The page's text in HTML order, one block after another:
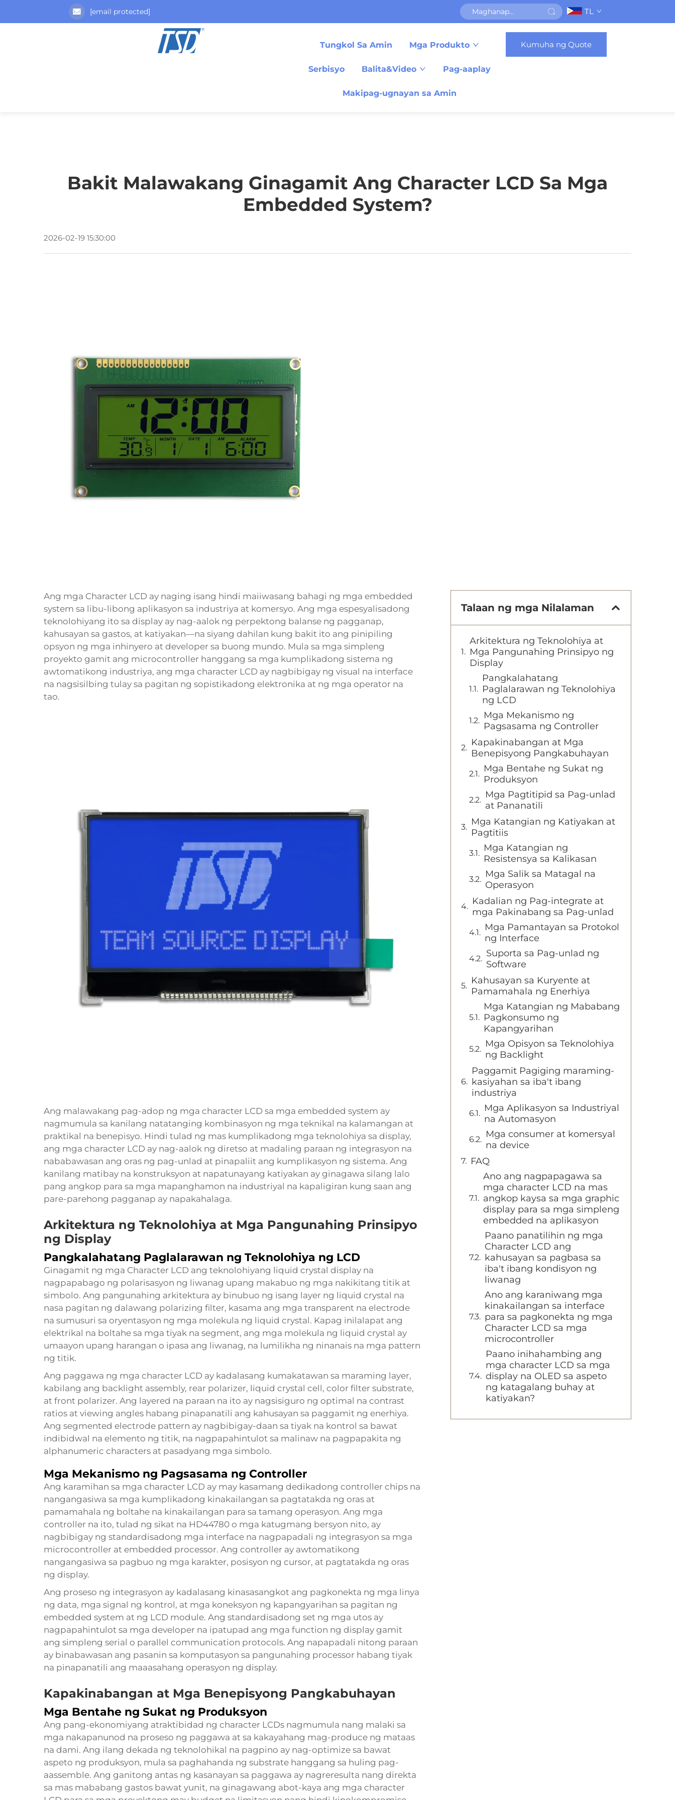
[email protected] TL
Tungkol Sa Amin Mga Produkto
Serbisyo Balita&Video Pag-aaplay
Makipag-ugnayan sa Amin
Kumuha ng Quote
Bakit Malawakang Ginagamit Ang Character LCD Sa Mga
Embedded System?
2026-02-19 15:30:00
Ang mga Character LCD ay naging isang hindi maiiwasang bahagi ng mga embedded
system sa libu-libong aplikasyon sa industriya at komersyo. Ang mga espesyalisadong
teknolohiyang ito sa display ay nag-aalok ng perpektong balanse ng pagganap,
kahusayan sa gastos, at katiyakan—na siyang dahilan kung bakit ito ang pinipiling
opsyon ng mga inhinyero at developer sa buong mundo. Mula sa mga simpleng
proyekto gamit ang microcontroller hanggang sa mga kumplikadong sistema ng
awtomatikong industriya, ang mga character LCD ay nagbibigay ng visual na interface
na nagsisilbing tulay sa pagitan ng sopistikadong elektronika at ng mga operator na
tao.
Ang malawakang pag-adop ng mga character LCD sa mga embedded system ay
nagmumula sa kanilang natatanging kombinasyon ng mga teknikal na kalamangan at
praktikal na benepisyo. Hindi tulad ng mas kumplikadong mga teknolohiya sa display,
ang mga character LCD ay nag-aalok ng diretso at madaling paraan ng integrasyon na
nababawasan ang oras ng pag-unlad at pinapaliit ang kumplikasyon ng sistema. Ang
kanilang matibay na konstruksyon at napatunayang katiyakan ay ginagawa silang lalo
pang angkop para sa mga mapanghamon na industriyal na kapaligiran kung saan ang
pare-parehong pagganap ay napakahalaga.
Arkitektura ng Teknolohiya at Mga Pangunahing Prinsipyo
ng Display
Pangkalahatang Paglalarawan ng Teknolohiya ng LCD
Ginagamit ng mga Character LCD ang teknolohiyang liquid crystal display na
nagpapabago ng polarisasyon ng liwanag upang makabuo ng mga nakikitang titik at
simbolo. Ang pangunahing arkitektura ay binubuo ng isang layer ng liquid crystal na
nasa pagitan ng dalawang polarizing filter, kasama ang mga transparent na electrode
na sumusuri sa oryentasyon ng mga molekula ng liquid crystal. Kapag inilalapat ang
elektrikal na boltahe sa mga tiyak na segment, ang mga molekula ng liquid crystal ay
umaayon upang harangan o ipasa ang liwanag, na lumilikha ng ninanais na mga pattern
ng titik.
Ang paggawa ng mga character LCD ay kadalasang kumakatawan sa maraming layer,
kabilang ang backlight assembly, rear polarizer, liquid crystal cell, color filter substrate,
at front polarizer. Ang layered na paraan na ito ay nagsisiguro ng optimal na contrast
ratios at viewing angles habang pinapanatili ang kahusayan sa paggamit ng enerhiya.
Ang segmented electrode pattern ay nagbibigay-daan sa tiyak na kontrol sa bawat
indibidwal na elemento ng titik, na nagpapahintulot sa malinaw na pagpapakita ng
alphanumeric characters at pasadyang mga simbolo.
Mga Mekanismo ng Pagsasama ng Controller
Ang karamihan sa mga character LCD ay may kasamang dedikadong controller chips na
nangangasiwa sa mga kumplikadong kinakailangan sa pagtatakda ng oras at
pamamahala ng boltahe na kinakailangan para sa tamang operasyon. Ang mga
controller na ito, tulad ng sikat na HD44780 o mga katugmang bersyon nito, ay
nagbibigay ng standardisadong mga interface na nagpapadali ng integrasyon sa mga
microcontroller at embedded processor. Ang controller ay awtomatikong
nangangasiwa sa pagbuo ng mga karakter, posisyon ng cursor, at pagtatakda ng oras
ng display.
Ang proseso ng integrasyon ay kadalasang kinasasangkot ang pagkonekta ng mga linya
ng data, mga signal ng kontrol, at mga koneksyon ng kapangyarihan sa pagitan ng
embedded system at ng LCD module. Ang standardisadong set ng mga utos ay
nagpapahintulot sa mga developer na ipatupad ang mga function ng display gamit
ang simpleng serial o parallel communication protocols. Ang napapadali nitong paraan
ay binabawasan ang pasanin sa komputasyon sa pangunahing processor habang tiyak
na pinapanatili ang maaasahang operasyon ng display.
Kapakinabangan at Mga Benepisyong Pangkabuhayan
Mga Bentahe ng Sukat ng Produksyon
Ang pang-ekonomiyang atraktibidad ng character LCDs nagmumula nang malaki sa
mga nakapanunod na proseso ng paggawa at sa kakayahang mag-produce ng mataas
na dami. Ang ilang dekada ng teknolohikal na pagpino ay nag-optimize sa bawat
aspeto ng produksyon, mula sa paghahanda ng substrate hanggang sa huling pag-
aassemble. Ang ganitong antas ng kasanayan sa paggawa ay nagreresulta nang direkta
sa mas mababang gastos bawat yunit, na ginagawang abot-kaya ang mga character
Talaan ng mga Nilalaman
Arkitektura ng Teknolohiya at
Mga Pangunahing Prinsipyo ng
Display
Pangkalahatang
Paglalarawan ng Teknolohiya
ng LCD
Mga Mekanismo ng
Pagsasama ng Controller
Kapakinabangan at Mga
Benepisyong Pangkabuhayan
Mga Bentahe ng Sukat ng
Produksyon
Mga Pagtitipid sa Pag-unlad
at Pananatili
Mga Katangian ng Katiyakan at
Pagtitiis
Mga Katangian ng
Resistensya sa Kalikasan
Mga Salik sa Matagal na
Operasyon
Kadalian ng Pag-integrate at
mga Pakinabang sa Pag-unlad
Mga Pamantayan sa Protokol
ng Interface
Suporta sa Pag-unlad ng
Software
Kahusayan sa Kuryente at
Pamamahala ng Enerhiya
Mga Katangian ng Mababang
Pagkonsumo ng
Kapangyarihan
Mga Opisyon sa Teknolohiya
ng Backlight
Paggamit Pagiging maraming-
kasiyahan sa iba't ibang
industriya
Mga Aplikasyon sa Industriyal
na Automasyon
Mga consumer at komersyal
na device
FAQ
Ano ang nagpapagawa sa
mga character LCD na mas
angkop kaysa sa mga graphic
display para sa mga simpleng
embedded na aplikasyon
Paano panatilihin ng mga
Character LCD ang
kahusayan sa pagbasa sa
iba't ibang kondisyon ng
liwanag
Ano ang karaniwang mga
kinakailangan sa interface
para sa pagkonekta ng mga
Character LCD sa mga
microcontroller
Paano inihahambing ang
mga character LCD sa mga
display na OLED sa aspeto
ng katagalang buhay at
katiyakan?